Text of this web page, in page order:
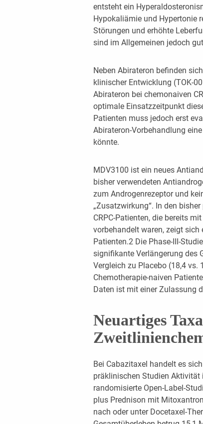
entsteht ein
Hypokaliämie und Hypertonie
Störungen und erhöhte
sind im Allgemeinen jedoch
Neben Abirateron befinden
klinischer Entwicklung (TOK-
Abirateron bei chemonaiven
optimale Einsatzzeitpunkt
Patienten muss jedoch erst
Abirateron-Vorbehandlung
könnte.
MDV3100 ist ein neues
bisher verwendeten
zum Androgenrezeptor und
„Zusatzwirkung“. In den
CRPC-Patienten, die bereits
vorbehandelt waren, zeigt sich
Patienten.2 Die Phase-III-
signifikante Verlängerung des
Vergleich zu Placebo (18,4 vs.
Chemotherapie-naiven
Daten ist mit einer Zulassung
Neuartiges
Bei Cabazitaxel handelt es
präklinischen Studien Aktivität
randomisierte Open-Label-
plus Prednison mit
nach oder unter Docetaxel-